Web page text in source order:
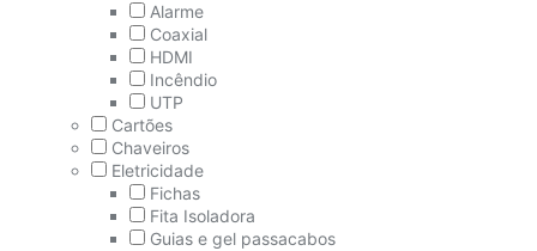
Alarme
Coaxial
HDMI
Incêndio
UTP
Cartões
Chaveiros
Eletricidade
Fichas
Fita Isoladora
Guias e gel passacabos